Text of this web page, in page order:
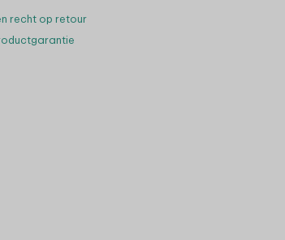
recht op retour